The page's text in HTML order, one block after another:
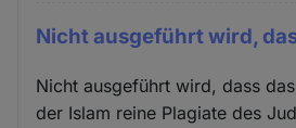
Nicht ausgeführt wird,
Nicht ausgeführt wird, dass
der Islam reine Plagiate des